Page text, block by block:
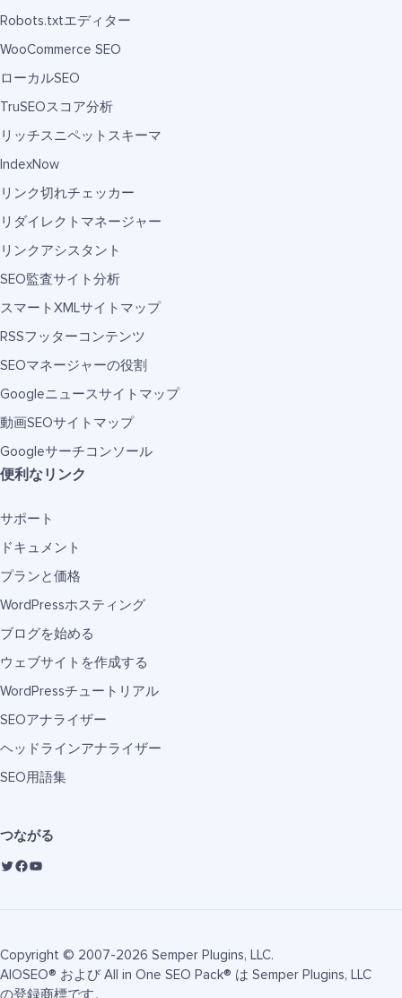
Robots.txtエディター
WooCommerce SEO
ローカルSEO
TruSEOスコア分析
リッチスニペットスキーマ
IndexNow
リンク切れチェッカー
リダイレクトマネージャー
リンクアシスタント
SEO監査サイト分析
スマートXMLサイトマップ
RSSフッターコンテンツ
SEOマネージャーの役割
Googleニュースサイトマップ
動画SEOサイトマップ
Googleサーチコンソール
便利なリンク
サポート
ドキュメント
プランと価格
WordPressホスティング
ブログを始める
ウェブサイトを作成する
WordPressチュートリアル
SEOアナライザー
ヘッドラインアナライザー
SEO用語集
つながる
Copyright © 2007-2026 Semper Plugins, LLC.
AIOSEO® および All in One SEO Pack® は Semper Plugins, LLC
の登録商標です。